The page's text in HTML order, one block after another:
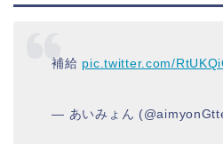
補給 pic.twitter.com/
— あいみょん